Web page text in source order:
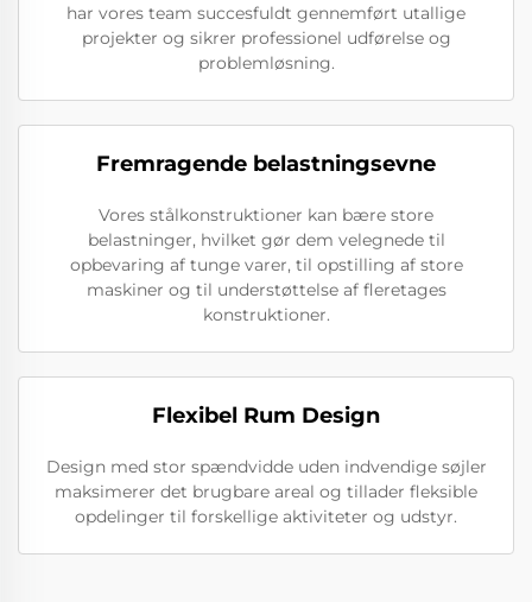
har vores team succesfuldt gennemført utallige
projekter og sikrer professionel udførelse og
problemløsning.
Fremragende belastningsevne
Vores stålkonstruktioner kan bære store
belastninger, hvilket gør dem velegnede til
opbevaring af tunge varer, til opstilling af store
maskiner og til understøttelse af fleretages
konstruktioner.
Flexibel Rum Design
Design med stor spændvidde uden indvendige søjler
maksimerer det brugbare areal og tillader fleksible
opdelinger til forskellige aktiviteter og udstyr.